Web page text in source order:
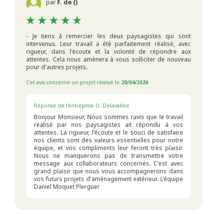
par F. de ()
- Je tiens à remercier les deux paysagistes qui sont
intervenus. Leur travail a été parfaitement réalisé, avec
rigueur, dans l'écoute et la volonté de répondre aux
attentes. Cela nous amènera à vous solliciter de nouveau
pour d'autres projets.
Cet avis concerne un projet réalisé le 20/04/2026
Réponse de l'entreprise O. Delavallee
Bonjour Monsieur, Nous sommes ravis que le travail
réalisé par nos paysagistes ait répondu à vos
attentes. La rigueur, l'écoute et le souci de satisfaire
nos clients sont des valeurs essentielles pour notre
équipe, et vos compliments leur feront très plaisir.
Nous ne manquerons pas de transmettre votre
message aux collaborateurs concernés. C'est avec
grand plaisir que nous vous accompagnerons dans
vos futurs projets d'aménagement extérieur. L'équipe
Daniel Moquet Plerguer